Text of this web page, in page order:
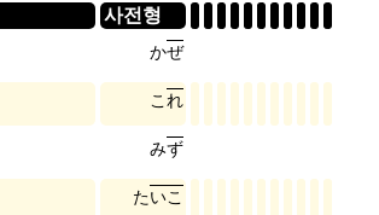
사전형
かぜ
こ れ
みず
たいこ